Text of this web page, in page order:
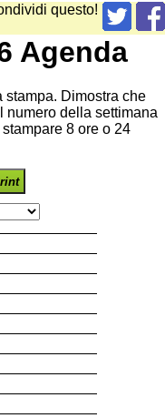
questo!
Agenda
stampa. Dimostra che
numero della settimana
8 ore o 24